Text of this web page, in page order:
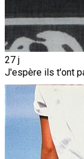
27 j
J'espère ils t'ont